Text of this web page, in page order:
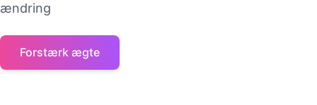
ændring
Forstærk ægte